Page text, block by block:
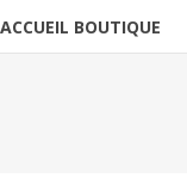
ACCUEIL BOUTIQUE